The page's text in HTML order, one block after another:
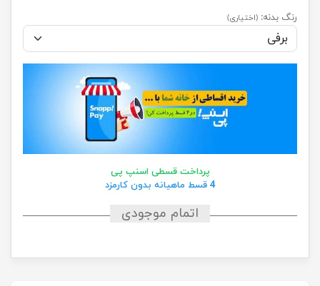
رنگ بدنه: (اختیاری)
پرداخت قسطی اسنپ پی
4 قسط ماهیانه بدون کارمزد
اتمام موجودی